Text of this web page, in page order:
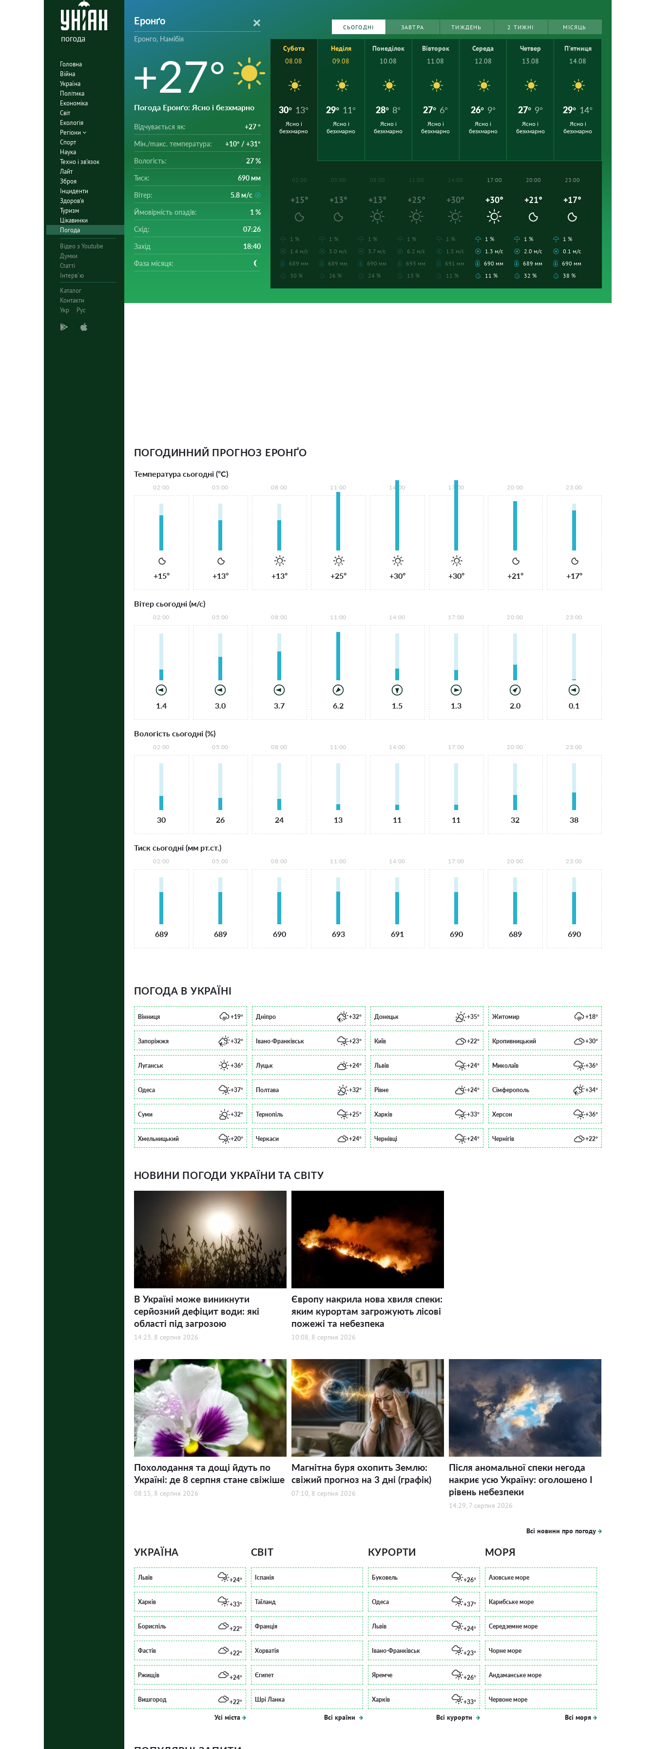
погода
Головна
Війна
Україна
Політика
Економіка
Світ
Екологія
Регіони
Спорт
Наука
Техно і зв'язок
Лайт
Зброя
Інциденти
Здоров'я
Туризм
Цікавинки
Погода
Відео з Youtube
Думки
Статті
Інтерв`ю
Каталог
Контакти
Укр
Рус
Еронґо
Еронго, Намібія
+27°
Погода Еронґо: Ясно і безхмарно
Відчувається як: +27 °
Мін./mакс. температура: +10° / +31°
Вологість: 27 %
Тиск: 690 мм
Вітер: 5.8 м/с
Ймовірність опадів: 1 %
Схід: 07:26
Захід 18:40
Фаза місяця:
СЬОГОДНІ ЗАВТРА ТИЖДЕНЬ 2 ТИЖНІ МІСЯЦЬ
Субота
08.08
30° 13°
Ясно і
безхмарно
Неділя
09.08
29° 11°
Ясно і
безхмарно
Понеділок
10.08
28° 8°
Ясно і
безхмарно
Вівторок
11.08
27° 6°
Ясно і
безхмарно
Середа
12.08
26° 9°
Ясно і
безхмарно
Четвер
13.08
27° 9°
Ясно і
безхмарно
П'ятниця
14.08
29° 14°
Ясно і
безхмарно
02:00
+15°
1 %
1.4 м/с
689 мм
30 %
05:00
+13°
1 %
3.0 м/с
689 мм
26 %
08:00
+13°
1 %
3.7 м/с
690 мм
24 %
11:00
+25°
1 %
6.2 м/с
693 мм
13 %
14:00
+30°
1 %
1.5 м/с
691 мм
11 %
17:00
+30°
1 %
1.3 м/с
690 мм
11 %
20:00
+21°
1 %
2.0 м/с
689 мм
32 %
23:00
+17°
1 %
0.1 м/с
690 мм
38 %
ПОГОДИННИЙ ПРОГНОЗ ЕРОНҐО
Температура сьогодні (°С)
02:00
+15°
05:00
+13°
08:00
+13°
11:00
+25°
14:00
+30°
17:00
+30°
20:00
+21°
23:00
+17°
Вітер сьогодні (м/с)
02:00
1.4
05:00
3.0
08:00
3.7
11:00
6.2
14:00
1.5
17:00
1.3
20:00
2.0
23:00
0.1
Вологість сьогодні (%)
02:00
30
05:00
26
08:00
24
11:00
13
14:00
11
17:00
11
20:00
32
23:00
38
Тиск сьогодні (мм рт.ст.)
02:00
689
05:00
689
08:00
690
11:00
693
14:00
691
17:00
690
20:00
689
23:00
690
ПОГОДА В УКРАЇНІ
Вінниця +19° Дніпро +32° Донецьк +35° Житомир +18°
Запоріжжя +32° Івано-Франківськ +23° Київ +22° Кропивницький +30°
Луганськ +36° Луцьк +24° Львів +24° Миколаїв +36°
Одеса +37° Полтава +32° Рівне +24° Сімферополь +34°
Суми +32° Тернопіль +25° Харків +33° Херсон +36°
Хмельницький +20° Черкаси +24° Чернівці +24° Чернігів +22°
НОВИНИ ПОГОДИ УКРАЇНИ ТА СВІТУ
В Україні може виникнути
серйозний дефіцит води: які
області під загрозою
14:23, 8 серпня 2026
Європу накрила нова хвиля спеки:
яким курортам загрожують лісові
пожежі та небезпека
10:08, 8 серпня 2026
Похолодання та дощі йдуть по
Україні: де 8 серпня стане свіжіше
08:15, 8 серпня 2026
Магнітна буря охопить Землю:
свіжий прогноз на 3 дні (графік)
07:10, 8 серпня 2026
Після аномальної спеки негода
накриє усю Україну: оголошено І
рівень небезпеки
14:29, 7 серпня 2026
Всі новини про погоду
УКРАЇНА
Львів +24°
Харків +33°
Бориспіль +22°
Фастів +22°
Ржищів +24°
Вишгород +22°
Усі міста
СВІТ
Іспанія
Таїланд
Франція
Хорватія
Єгипет
Шрі Ланка
Всі країни
КУРОРТИ
Буковель +26°
Одеса +37°
Львів +24°
Івано-Франківськ +23°
Яремче +26°
Харків +33°
Всі курорти
МОРЯ
Азовське море
Карибське море
Середземне море
Чорне море
Андаманське море
Червоне море
Всі моря